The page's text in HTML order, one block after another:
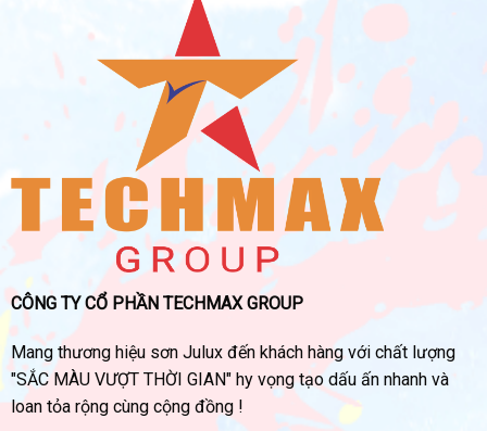
CÔNG TY CỔ PHẦN TECHMAX GROUP
Mang thương hiệu sơn Julux đến khách hàng với chất lượng
"SẮC MÀU VƯỢT THỜI GIAN" hy vọng tạo dấu ấn nhanh và
loan tỏa rộng cùng cộng đồng !